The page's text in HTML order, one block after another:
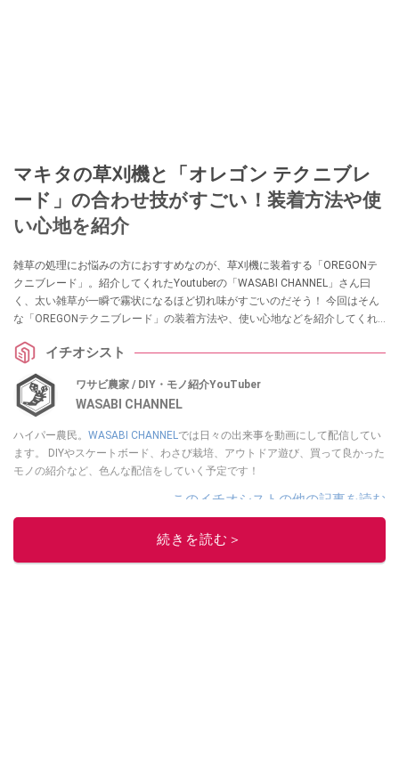
マキタの草刈機と「オレゴン テクニブレ
ード」の合わせ技がすごい！装着方法や使
い心地を紹介
雑草の処理にお悩みの方におすすめなのが、草刈機に装着する「OREGONテ
クニブレード」。紹介してくれたYoutuberの「WASABI CHANNEL」さん曰
く、太い雑草が一瞬で霧状になるほど切れ味がすごいのだそう！ 今回はそん
な「OREGONテクニブレード」の装着方法や、使い心地などを紹介してくれ
ね。
イチオシスト
ワサビ農家 / DIY・モノ紹介YouTuber
WASABI CHANNEL
ハイパー農民。 WASABI CHANNELでは日々の出来事を動画にして配信してい
ます。 DIYやスケートボード、わさび栽培、アウトドア遊び、買って良かった
モノの紹介など、色んな配信をしていく予定です！
このイチオシストの他の記事を読む
続きを読む＞